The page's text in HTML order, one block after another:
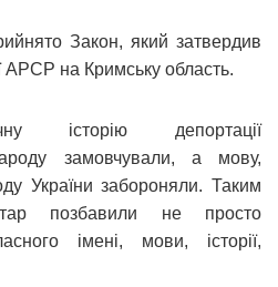
Закон, який затвердив
АРСР на Кримську область.
історію депортації
замовчували, а мову,
України забороняли. Таким
позбавили не просто
імені, мови, історії,